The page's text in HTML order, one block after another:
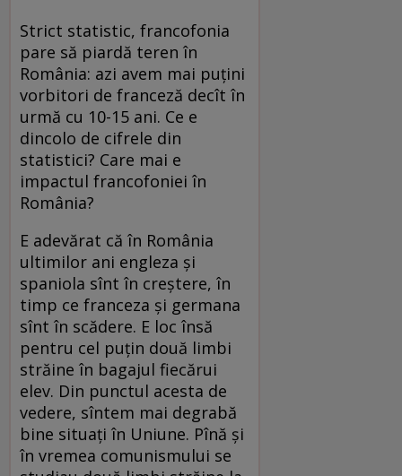
Strict statistic, francofonia
pare să piardă teren în
România: azi avem mai puţini
vorbitori de franceză decît în
urmă cu 10-15 ani. Ce e
dincolo de cifrele din
statistici? Care mai e
impactul francofoniei în
România?
E adevărat că în România
ultimilor ani engleza şi
spaniola sînt în creştere, în
timp ce franceza şi germana
sînt în scădere. E loc însă
pentru cel puţin două limbi
străine în bagajul fiecărui
elev. Din punctul acesta de
vedere, sîntem mai degrabă
bine situaţi în Uniune. Pînă şi
în vremea comunismului se